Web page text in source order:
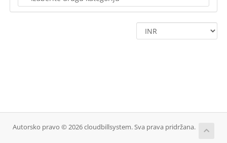
Autorsko pravo © 2026 cloudbillsystem. Sva prava pridržana.